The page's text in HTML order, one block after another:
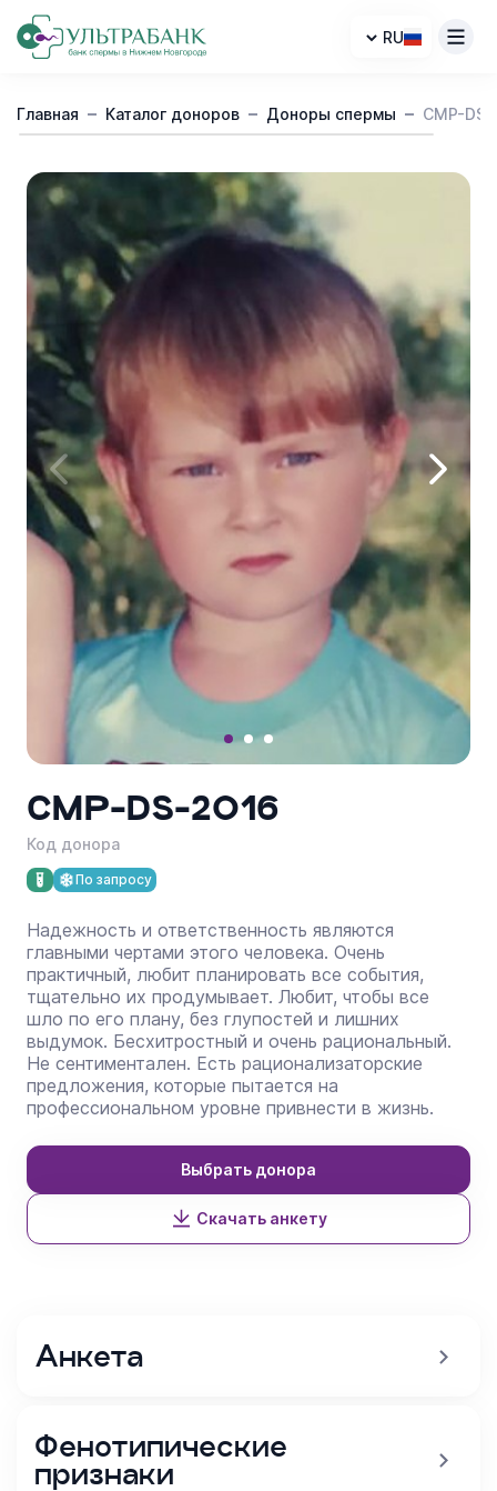
Каталог доноров
Cтать донором
Клиникам
О нас
Доставка
FAQ
Блог
Анонимность
8 831 262-10-03
Пн - Пт с 10:00 до 18:00
RU
Главная Каталог доноров Доноры спермы CMP-
CMP-DS-2016
Код донора
По запросу
Надежность и ответственность являются
главными чертами этого человека. Очень
практичный, любит планировать все события,
тщательно их продумывает. Любит, чтобы все
шло по его плану, без глупостей и лишних
выдумок. Бесхитростный и очень рациональный.
Не сентиментален. Есть рационализаторские
предложения, которые пытается на
профессиональном уровне привнести в жизнь.
Выбрать донора
Скачать анкету
Анкета
Фенотипические
признаки